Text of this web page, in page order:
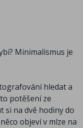
jenom sledování
všechno, co kde
o podstatě
z těch, kteří
zastaví a začnou
a co pro ně
Minimalismus je
hledat a
potěšení ze
si na dvě hodiny do
objeví v mlze na